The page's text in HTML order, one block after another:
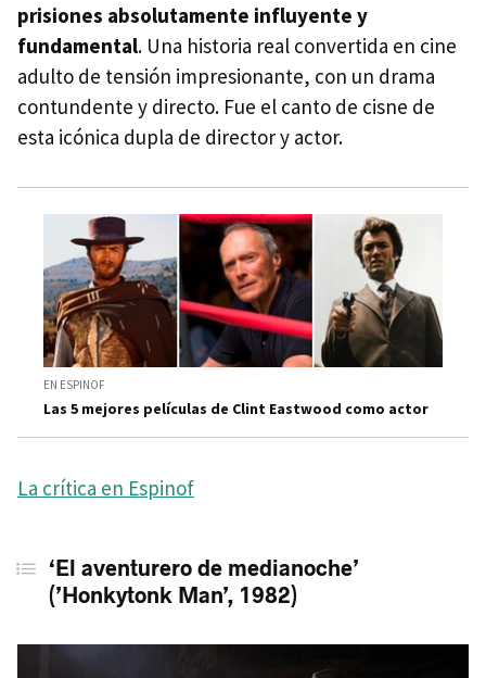
prisiones absolutamente influyente y
fundamental. Una historia real convertida en cine
adulto de tensión impresionante, con un drama
contundente y directo. Fue el canto de cisne de
esta icónica dupla de director y actor.
EN ESPINOF
Las 5 mejores películas de Clint Eastwood como actor
La crítica en Espinof
‘El aventurero de medianoche’
(’Honkytonk Man’, 1982)